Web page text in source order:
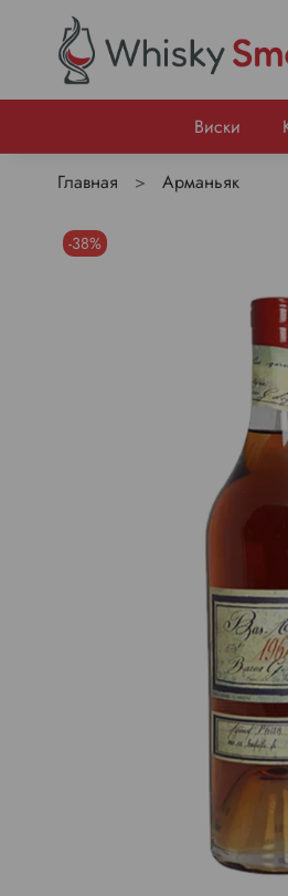
Виски
Главная Арманьяк
-38%